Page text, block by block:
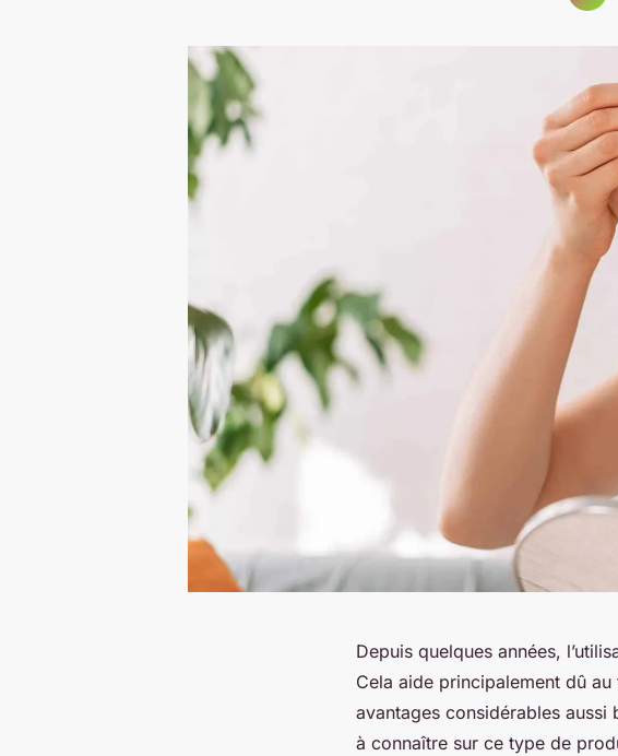
Depuis quelques années,
Cela aide principalement dû
avantages considérables aussi
à connaître sur ce type de